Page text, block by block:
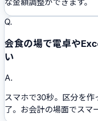
Q.
会食の場で電卓や
い
A.
スマホで30秒。区分を
了。お会計の場面でスマ